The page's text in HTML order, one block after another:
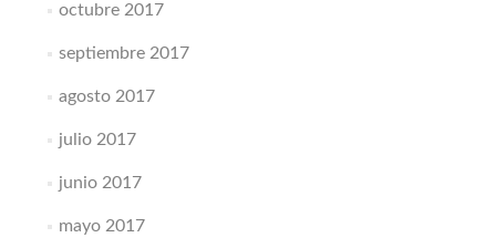
octubre 2017
septiembre 2017
agosto 2017
julio 2017
junio 2017
mayo 2017